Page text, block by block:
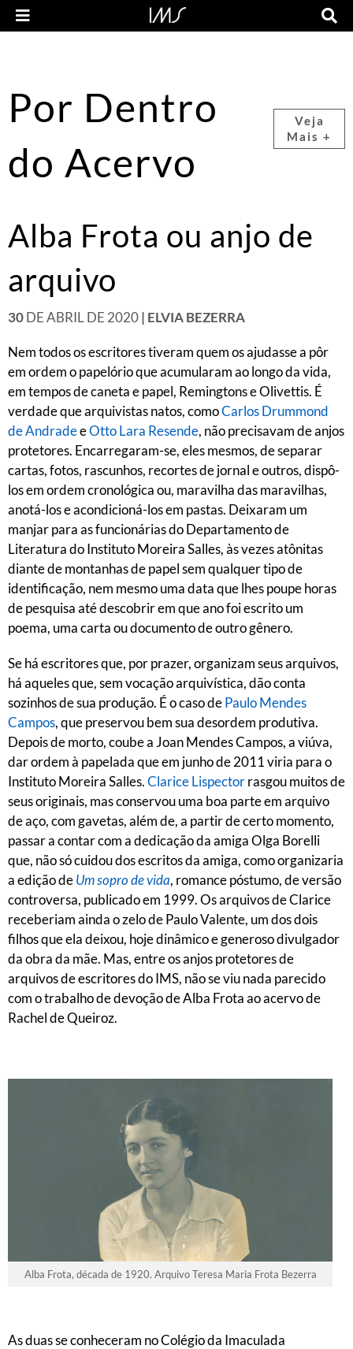
Por Dentro
do Acervo
Veja
Mais +
Alba Frota ou anjo de
arquivo
30DE ABRIL DE 2020| ELVIA BEZERRA
Nem todos os escritores tiveram quem os ajudasse a pôr
em ordem o papelório que acumularam ao longo da vida,
em tempos de caneta e papel, Remingtons e Olivettis. É
verdade que arquivistas natos, comoCarlos Drummond
de AndradeeOtto Lara Resende, não precisavam de anjos
protetores. Encarregaram-se, eles mesmos, de separar
cartas, fotos, rascunhos, recortes de jornal e outros, dispô-
los em ordem cronológica ou, maravilha das maravilhas,
anotá-los e acondicioná-los em pastas. Deixaram um
manjar para as funcionárias do Departamento de
Literatura do Instituto Moreira Salles, às vezes atônitas
diante de montanhas de papel sem qualquer tipo de
identificação, nem mesmo uma data que lhes poupe horas
de pesquisa até descobrir em que ano foi escrito um
poema, uma carta ou documento de outro gênero.
Se há escritores que, por prazer, organizam seus arquivos,
há aqueles que, sem vocação arquivística, dão conta
sozinhos de sua produção. É o caso dePaulo Mendes
Campos, que preservou bem sua desordem produtiva.
Depois de morto, coube a Joan Mendes Campos, a viúva,
dar ordem à papelada que em junho de 2011 viria para o
Instituto Moreira Salles.Clarice Lispectorrasgou muitos de
seus originais, mas conservou uma boa parte em arquivo
de aço, com gavetas, além de, a partir de certo momento,
passar a contar com a dedicação da amiga Olga Borelli
que, não só cuidou dos escritos da amiga, como organizaria
a edição deUm sopro de vida, romance póstumo, de versão
controversa, publicado em 1999. Os arquivos de Clarice
receberiam ainda o zelo de Paulo Valente, um dos dois
filhos que ela deixou, hoje dinâmico e generoso divulgador
da obra da mãe. Mas, entre os anjos protetores de
arquivos de escritores do IMS, não se viu nada parecido
com o trabalho de devoção de Alba Frota ao acervo de
Rachel de Queiroz.
Alba Frota, década de 1920. Arquivo Teresa Maria Frota Bezerra
As duas se conheceram no Colégio da Imaculada